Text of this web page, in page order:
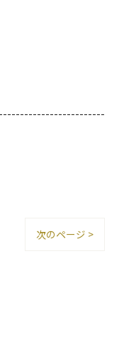
次のページ >